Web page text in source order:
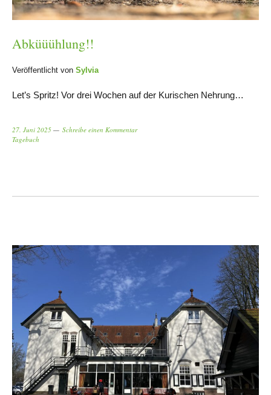
Abküüühlung!!
Veröffentlicht von Sylvia
Let’s Spritz! Vor drei Wochen auf der Kurischen Nehrung…
27. Juni 2025
Schreibe einen Kommentar
Tagebuch